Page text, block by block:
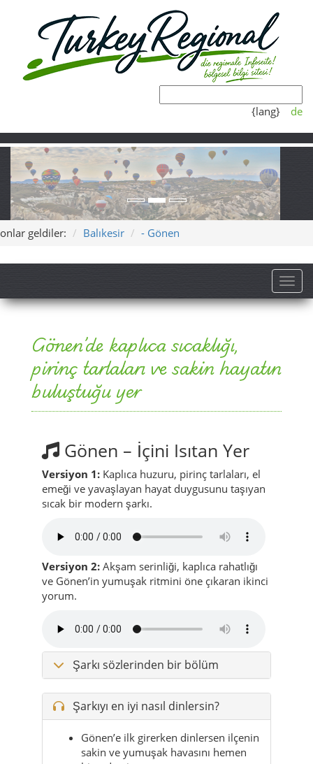
{lang} de
onlar geldiler: Balıkesir - Gönen
Gönen’de kaplıca sıcaklığı,
pirinç tarlaları ve sakin hayatın
buluştuğu yer
Gönen – İçini Isıtan Yer
Versiyon 1: Kaplıca huzuru, pirinç tarlaları, el
emeği ve yavaşlayan hayat duygusunu taşıyan
sıcak bir modern şarkı.
Versiyon 2: Akşam serinliği, kaplıca rahatlığı
ve Gönen’in yumuşak ritmini öne çıkaran ikinci
yorum.
Şarkı sözlerinden bir bölüm
Şarkıyı en iyi nasıl dinlersin?
Gönen’e ilk girerken dinlersen ilçenin
sakin ve yumuşak havasını hemen